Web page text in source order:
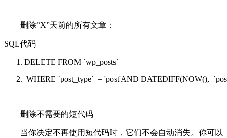
删除“X”天前的所有文章：
SQL代码
DELETE FROM `wp_posts`
WHERE `post_type` = 'post'AND DATEDIFF(NOW(),
删除不需要的短代码
当你决定不再使用短代码时，它们不会自动消失。你可以